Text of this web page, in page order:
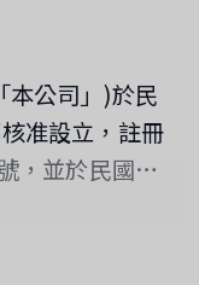
本公司」)於民
准設立，註冊
，並於民國八
所掛牌上市。